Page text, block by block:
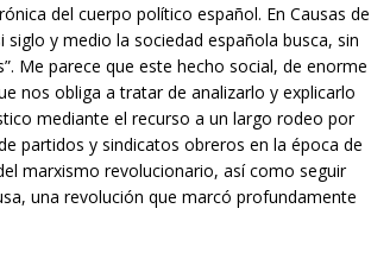
del cuerpo político español. En Causas de
y medio la sociedad española busca, sin
Me parece que este hecho social, de enorme
nos obliga a tratar de analizarlo y explicarlo
mediante el recurso a un largo rodeo por
partidos y sindicatos obreros en la época de
marxismo revolucionario, así como seguir
una revolución que marcó profundamente